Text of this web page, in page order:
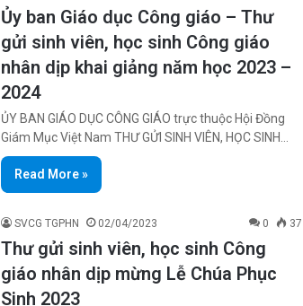
Ủy ban Giáo dục Công giáo – Thư
gửi sinh viên, học sinh Công giáo
nhân dịp khai giảng năm học 2023 –
2024
ỦY BAN GIÁO DỤC CÔNG GIÁO trực thuộc Hội Đồng
Giám Mục Việt Nam THƯ GỬI SINH VIÊN, HỌC SINH…
Read More »
SVCG TGPHN 02/04/2023 0 37
Thư gửi sinh viên, học sinh Công
giáo nhân dịp mừng Lễ Chúa Phục
Sinh 2023